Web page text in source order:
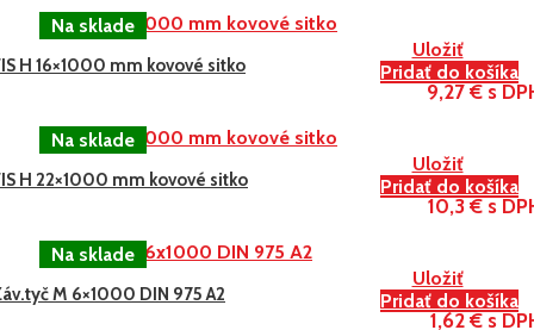
Uložiť
Pridať do košíka
H 16×1000 mm kovové sitko
9,27 € s
Uložiť
Pridať do košíka
H 22×1000 mm kovové sitko
10,3 € s
Uložiť
Pridať do košíka
M 6×1000 DIN 975 A2
1,62 € s